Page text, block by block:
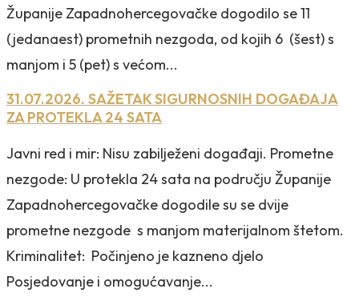
Županije Zapadnohercegovačke dogodilo se 11
(jedanaest) prometnih nezgoda, od kojih 6 (šest) s
manjom i 5 (pet) s većom...
31.07.2026. SAŽETAK SIGURNOSNIH DOGAĐAJA
ZA PROTEKLA 24 SATA
Javni red i mir: Nisu zabilježeni događaji. Prometne
nezgode: U protekla 24 sata na području Županije
Zapadnohercegovačke dogodile su se dvije
prometne nezgode s manjom materijalnom štetom.
Kriminalitet: Počinjeno je kazneno djelo
Posjedovanje i omogućavanje...